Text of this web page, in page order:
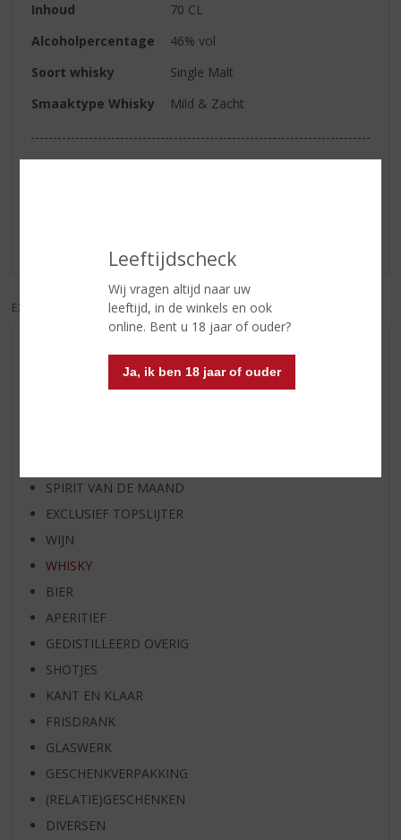
Leeftijdscheck
Wij vragen altijd naar uw
leeftijd, in de winkels en ook
online. Bent u 18 jaar of ouder?
Ja, ik ben 18 jaar of ouder
Inhoud
70 CL
Alcoholpercentage
46% vol
Soort whisky
Single Malt
Smaaktype Whisky
Mild & Zacht
EXCL. BTW INCL. BTW
AANBIEDINGEN
WIJN VAN DE MAAND
SPIRIT VAN DE MAAND
EXCLUSIEF TOPSLIJTER
WIJN
WHISKY
BIER
APERITIEF
GEDISTILLEERD OVERIG
SHOTJES
KANT EN KLAAR
FRISDRANK
GLASWERK
GESCHENKVERPAKKING
(RELATIE)GESCHENKEN
DIVERSEN